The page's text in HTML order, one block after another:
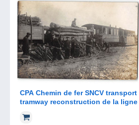
CPA Chemin de fer SNCV
tramway reconstruction de la ligne